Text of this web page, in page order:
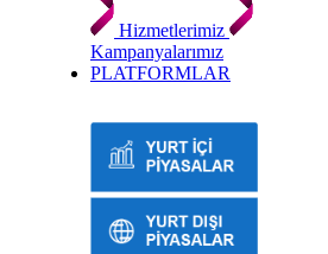
Hizmetlerimiz
Kampanyalarımız
PLATFORMLAR